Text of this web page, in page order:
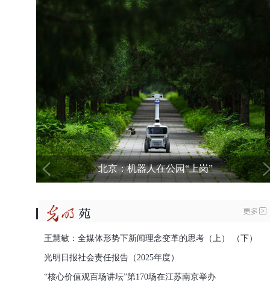
北京：机器人在公园“上岗”
美丽中国丨夏日祁连山
王慧敏：全媒体形势下新闻理念变革的思考（上） （下）
光明日报社会责任报告（2025年度）
“核心价值观百场讲坛”第170场在江苏南京举办
中国·西安 7月21日-22日
智汇丝路 数启新程